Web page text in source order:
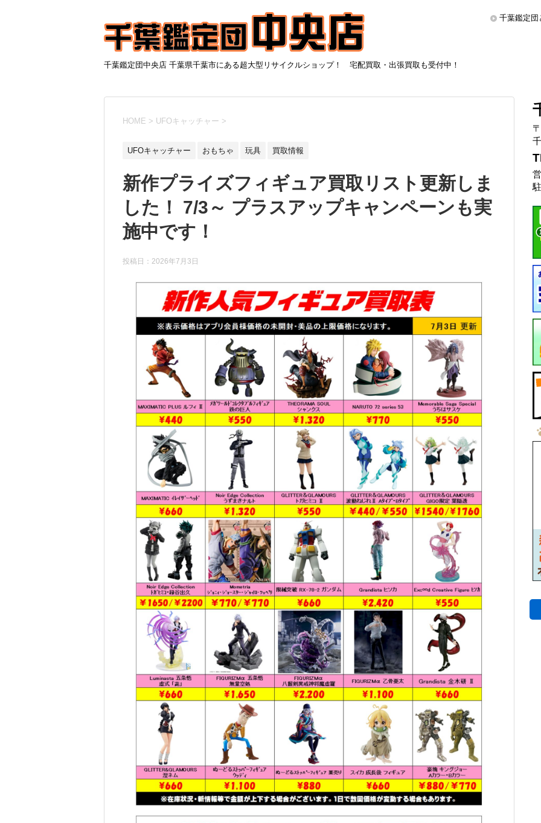
千葉鑑定団中央店 千葉県千葉市にある超大型リサイクルショップ！ 宅配買取・出張買取も受付中！
千葉鑑定団
HOME > UFOキャッチャー >
UFOキャッチャー おもちゃ 玩具 買取情報
新作プライズフィギュア買取リスト更新しま
した！ 7/3～ プラスアップキャンペーンも実
施中です！
投稿日： 2026年7月3日